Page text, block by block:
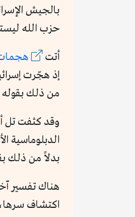
بالجيش
حزب الله
أتت
إذ هجّرت
من ذلك
وقد كثفت تل
بدلاً من ذلك
هناك تفسير
اكتشاف